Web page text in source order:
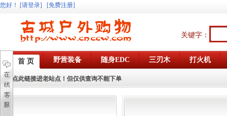
您好 ！ [请登录] [免费注册]
关键字：
首 页 野营装备 随身EDC 三刃木 打火机
点此链接进老站点！但仅供查询不能下单